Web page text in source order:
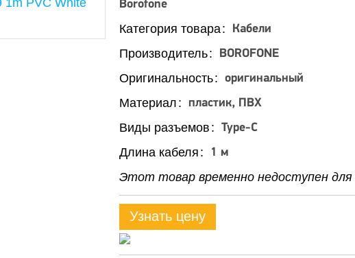
Borofone
Категория товара Кабели
Производитель BOROFONE
Оригинальность оригинальный
Материал пластик, ПВХ
Виды разъемов Type-C
Длина кабеля 1 м
Этот товар временно недоступен для
Узнать цену